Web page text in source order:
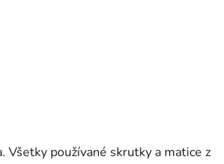
Všetky používané skrutky a matice z